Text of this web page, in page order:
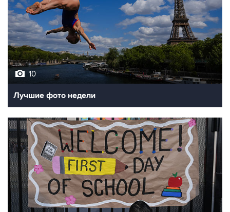
10
Лучшие фото недели